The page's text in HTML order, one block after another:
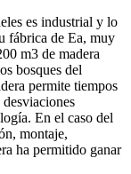
es industrial y lo
fábrica de Ea, muy
m3 de madera
bosques del
permite tiempos
En el caso del
montaje,
ha permitido ganar